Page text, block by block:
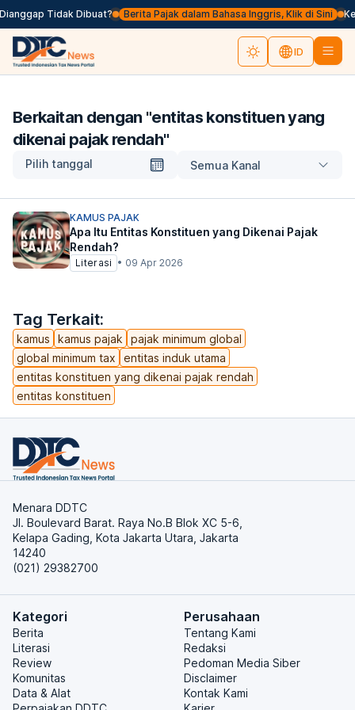
Tidak Dibuat? Berita Pajak dalam Bahasa Inggris, Klik di Sini
ID
Berkaitan dengan "entitas konstituen yang
dikenai pajak rendah"
Pilih tanggal Semua Kanal
Tag Terkait:
kamus kamus pajak
pajak minimum global
global minimum tax
entitas induk utama
entitas konstituen yang dikenai pajak rendah
entitas konstituen
KAMUS PAJAK
Apa Itu Entitas Konstituen yang Dikenai Pajak
Rendah?
Literasi • 09 Apr 2026
Menara DDTC
Jl. Boulevard Barat. Raya No.B Blok XC 5-6,
Kelapa Gading, Kota Jakarta Utara, Jakarta
14240
(021) 29382700
Kategori
Berita
Literasi
Review
Komunitas
Data & Alat
Perusahaan
Tentang Kami
Redaksi
Pedoman Media Siber
Disclaimer
Kontak Kami